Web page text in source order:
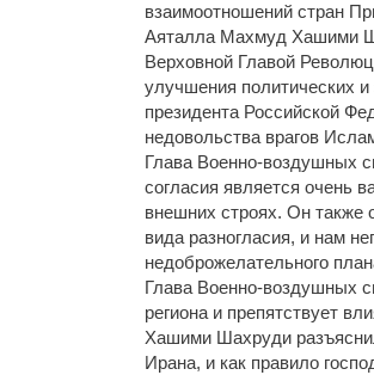
взаимоотношений стран
Аяталла Махмуд Хашими
Верховной Главой
улучшения политических
президента Российской
недовольства врагов
Глава Военно-воздушных
согласия является очень
внешних строях. Он также
вида разногласия, и нам
недоброжелательного
Глава Военно-воздушных
региона и препятствует
Хашими Шахруди
Ирана, и как правило